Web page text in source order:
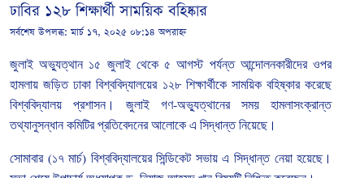
ঢাবির ১২৮ শিক্ষার্থী সাময়িক বহিষ্কার
সর্বশেষ উপলব্ধ:মার্চ ১৭, ২০২৫ ০৮:১৪ অপরাহ্ন
জুলাই অভ্যুত্থান ১৫ জুলাই থেকে ৫ আগস্ট পর্যন্ত আন্দোলনকারীদের ওপর
হামলায় জড়িত ঢাকা বিশ্ববিদ্যালয়ের ১২৮ শিক্ষার্থীকে সাময়িক বহিষ্কার করেছে
বিশ্ববিদ্যালয়
প্রশাসন। জুলাই গণ-অভ্যুত্থানের সময়
হামলাসংক্রান্ত
তথ্যানুসন্ধান কমিটির প্রতিবেদনের আলোকে এ সিদ্ধান্ত নিয়েছে।
সোমাবার(১৭ মার্চ) বিশ্ববিদ্যালয়ের সিন্ডিকেট সভায় এ সিদ্ধান্ত নেয়া হয়েছে।